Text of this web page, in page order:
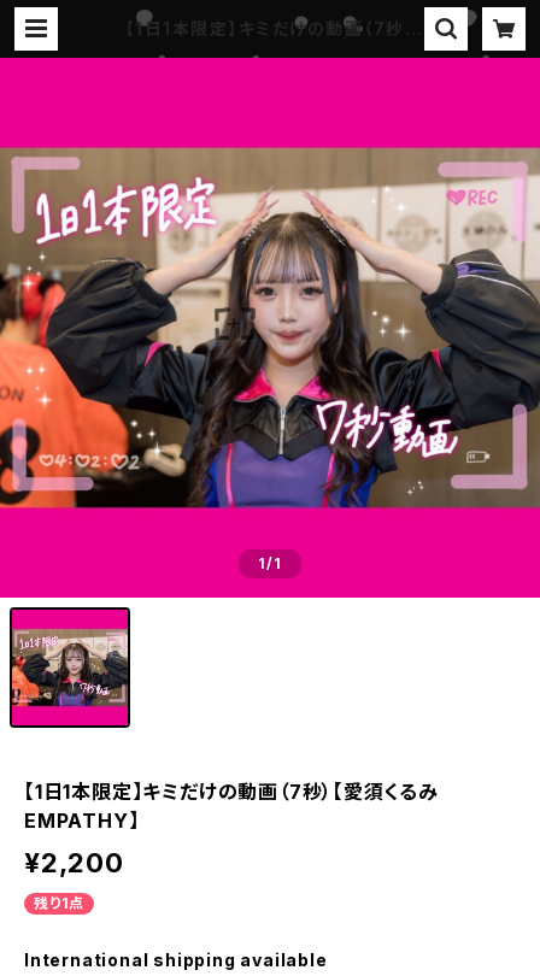
【1日1本限定】キミだけの動画（7秒）
1/1
【1日1本限定】キミだけの動画（7秒）【愛須くるみ
EMPATHY】
¥2,200
残り1点
International shipping available